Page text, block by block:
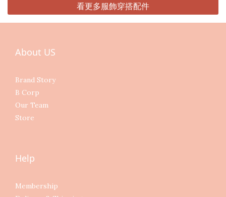
看更多服飾穿搭配件
About US
Brand Story
B Corp
Our Team
Store
Help
Membership